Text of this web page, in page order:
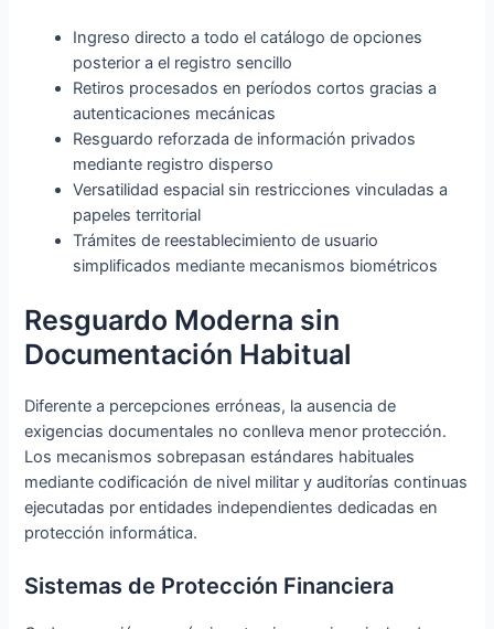
Ingreso directo a todo el catálogo de opciones
posterior a el registro sencillo
Retiros procesados en períodos cortos gracias a
autenticaciones mecánicas
Resguardo reforzada de información privados
mediante registro disperso
Versatilidad espacial sin restricciones vinculadas a
papeles territorial
Trámites de reestablecimiento de usuario
simplificados mediante mecanismos biométricos
Resguardo Moderna sin
Documentación Habitual
Diferente a percepciones erróneas, la ausencia de
exigencias documentales no conlleva menor protección.
Los mecanismos sobrepasan estándares habituales
mediante codificación de nivel militar y auditorías continuas
ejecutadas por entidades independientes dedicadas en
protección informática.
Sistemas de Protección Financiera